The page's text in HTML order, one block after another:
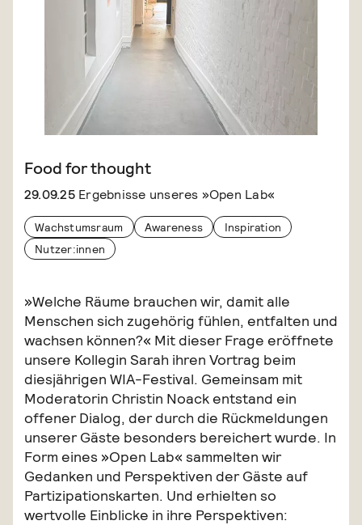
Food for thought
29.09.25Ergebnisse unseres »Open Lab«
Wachstumsraum Awareness
Inspiration
Nutzer:innen
»Welche Räume brauchen wir, damit alle
Menschen sich zugehörig fühlen, entfalten und
wachsen können?« Mit dieser Frage eröffnete
unsere Kollegin Sarah ihren Vortrag beim
diesjährigen WIA-Festival. Gemeinsam mit
Moderatorin Christin Noack entstand ein
offener Dialog, der durch die Rückmeldungen
unserer Gäste besonders bereichert wurde. In
Form eines »Open Lab« sammelten wir
Gedanken und Perspektiven der Gäste auf
Partizipationskarten. Und erhielten so
wertvolle Einblicke in ihre Perspektiven: